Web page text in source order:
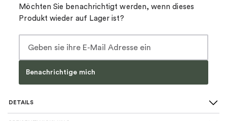
Möchten Sie benachrichtigt werden, wenn dieses
Produkt wieder auf Lager ist?
Benachrichtige mich
DETAILS